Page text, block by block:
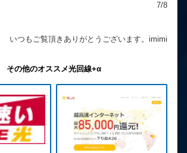
7/8
いつもご覧頂きありがとうございます。imimi
その他のオススメ光回線+α